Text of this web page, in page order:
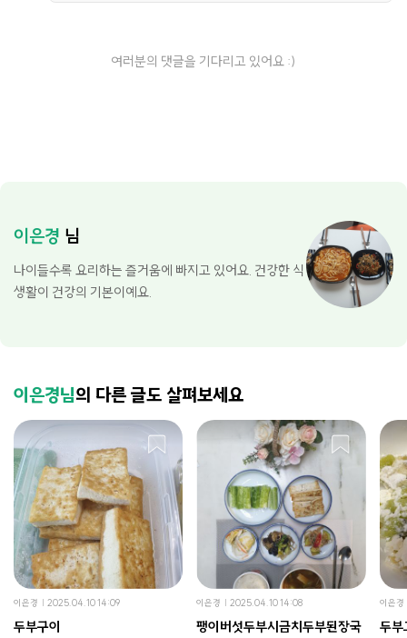
여러분의 댓글을 기다리고 있어요 :)
이은경 님
나이들수록 요리하는 즐거움에 빠지고 있어요. 건강한 식
생활이 건강의 기본이예요.
이은경님의 다른 글도 살펴보세요
이은경 2025.04.10 14:09
두부구이
이은경 2025.04.10 14:08
팽이버섯두부시금치두부된장국
이은경
두부